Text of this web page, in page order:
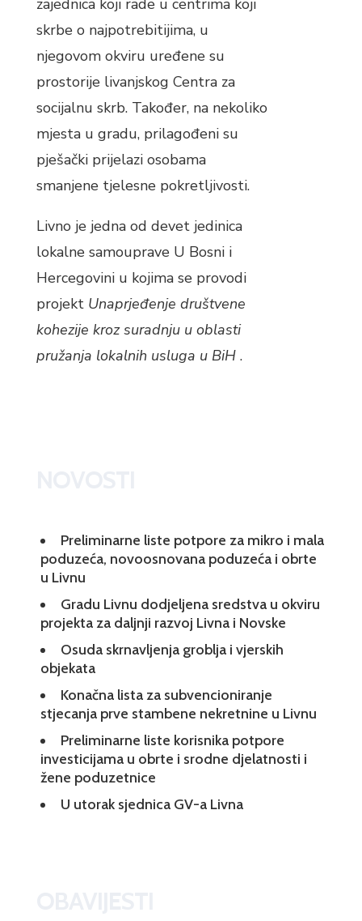
zajednica koji rade u centrima koji
skrbe o najpotrebitijima, u
njegovom okviru uređene su
prostorije livanjskog Centra za
socijalnu skrb. Također, na nekoliko
mjesta u gradu, prilagođeni su
pješački prijelazi osobama
smanjene tjelesne pokretljivosti.
Livno je jedna od devet jedinica
lokalne samouprave U Bosni i
Hercegovini u kojima se provodi
projekt Unaprjeđenje društvene
kohezije kroz suradnju u oblasti
pružanja lokalnih usluga u BiH.
Preliminarne liste potpore za mikro i mala
poduzeća, novoosnovana poduzeća i obrte
u Livnu
Gradu Livnu dodjeljena sredstva u okviru
projekta za daljnji razvoj Livna i Novske
Osuda skrnavljenja groblja i vjerskih
objekata
Konačna lista za subvencioniranje
stjecanja prve stambene nekretnine u Livnu
Preliminarne liste korisnika potpore
investicijama u obrte i srodne djelatnosti i
žene poduzetnice
U utorak sjednica GV-a Livna